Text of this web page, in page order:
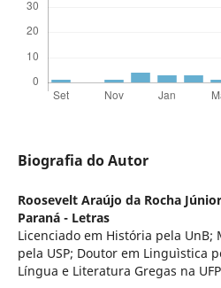
Biografia do Autor
Roosevelt Araújo da Rocha
Paraná - Letras
Licenciado em História pela UnB;
pela USP; Doutor em Linguìstica
Língua e Literatura Gregas na